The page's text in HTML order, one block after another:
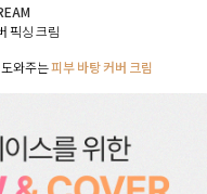
픽싱 크림
와주는피부 바탕 커버 크림